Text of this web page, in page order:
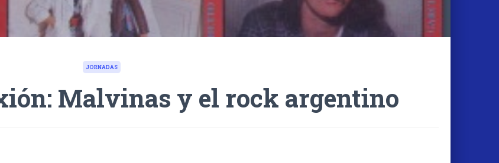
JORNADAS
Malvinas y el rock argentino